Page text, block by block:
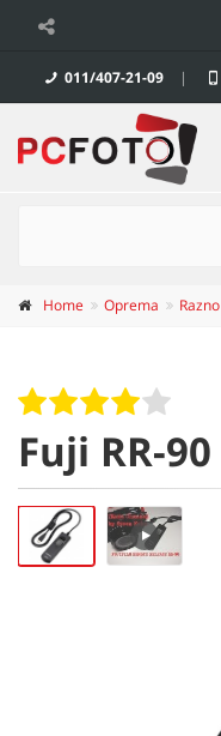
011/407-21-09 |
Home Oprema Razno
Fuji RR-90